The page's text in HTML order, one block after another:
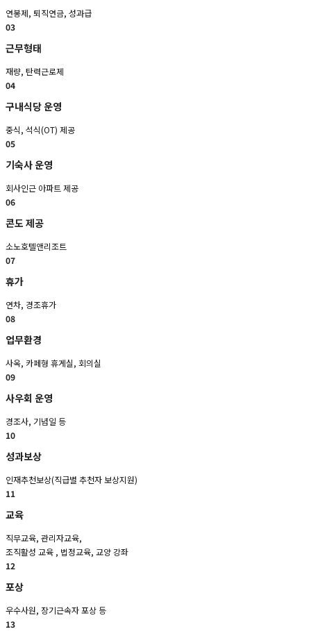
연봉제, 퇴직연금, 성과급
03
근무형태
재량, 탄력근로제
04
구내식당 운영
중식, 석식(OT) 제공
05
기숙사 운영
회사인근 아파트 제공
06
콘도 제공
소노호텔앤리조트
07
휴가
연차, 경조휴가
08
업무환경
사옥, 카페형 휴게실, 회의실
09
사우회 운영
경조사, 기념일 등
10
성과보상
인재추천보상(직급별 추천자 보상지원)
11
교육
직무교육, 관리자교육,
조직활성 교육 , 법정교육, 교양 강좌
12
포상
우수사원, 장기근속자 포상 등
13